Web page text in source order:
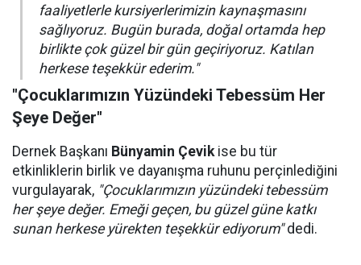
faaliyetlerle kursiyerlerimizin kaynaşmasını
sağlıyoruz. Bugün burada, doğal ortamda hep
birlikte çok güzel bir gün geçiriyoruz. Katılan
herkese teşekkür ederim."
"Çocuklarımızın Yüzündeki Tebessüm Her
Şeye Değer"
Dernek Başkanı Bünyamin Çevikise bu tür
etkinliklerin birlik ve dayanışma ruhunu perçinlediğini
vurgulayarak, "Çocuklarımızın yüzündeki tebessüm
her şeye değer. Emeği geçen, bu güzel güne katkı
sunan herkese yürekten teşekkür ediyorum"dedi.